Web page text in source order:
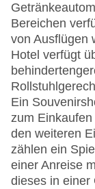
Bereichen
von Ausflügen
Hotel verfügt
Ein
zum
den weiteren
zählen ein
einer Anreise
dieses in einer